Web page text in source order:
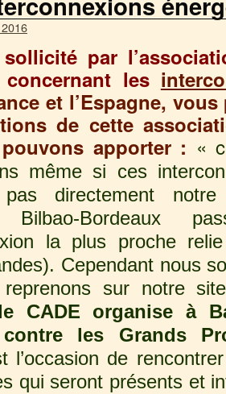
par
les
et l’Espagne,
de cette
apporter : « c
même si ces
pas directement
Bilbao-Bordeaux
la plus proche
Cependant nous
sur notre
CADE organise à
contre les Grands
l’occasion de
qui seront présents et